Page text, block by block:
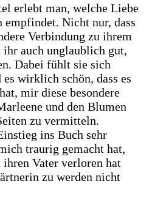
erlebt man, welche Liebe
Nicht nur, dass
Verbindung zu ihrem
auch unglaublich gut,
Dabei fühlt sie sich
wirklich schön, dass es
mir diese besondere
und den Blumen
zu vermitteln.
ins Buch sehr
traurig gemacht hat,
Vater verloren hat
zu werden nicht